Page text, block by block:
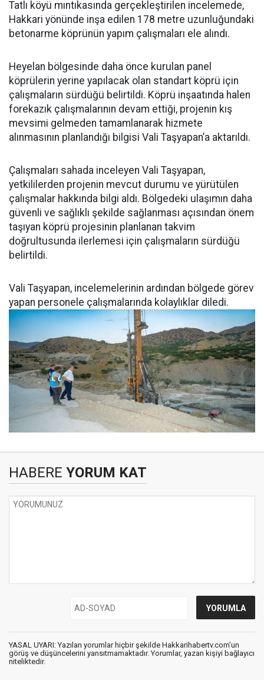
Tatlı köyü mıntıkasında gerçekleştirilen incelemede,
Hakkari yönünde inşa edilen 178 metre uzunluğundaki
betonarme köprünün yapım çalışmaları ele alındı.
Heyelan bölgesinde daha önce kurulan panel
köprülerin yerine yapılacak olan standart köprü için
çalışmaların sürdüğü belirtildi. Köprü inşaatında halen
forekazık çalışmalarının devam ettiği, projenin kış
mevsimi gelmeden tamamlanarak hizmete
alınmasının planlandığı bilgisi Vali Taşyapan’a aktarıldı.
Çalışmaları sahada inceleyen Vali Taşyapan,
yetkililerden projenin mevcut durumu ve yürütülen
çalışmalar hakkında bilgi aldı. Bölgedeki ulaşımın daha
güvenli ve sağlıklı şekilde sağlanması açısından önem
taşıyan köprü projesinin planlanan takvim
doğrultusunda ilerlemesi için çalışmaların sürdüğü
belirtildi.
Vali Taşyapan, incelemelerinin ardından bölgede görev
yapan personele çalışmalarında kolaylıklar diledi.
HABERE YORUM KAT
YASAL UYARI: Yazılan yorumlar hiçbir şekilde Hakkarihabertv.com’un
görüş ve düşüncelerini yansıtmamaktadır. Yorumlar, yazan kişiyi bağlayıcı
niteliktedir.